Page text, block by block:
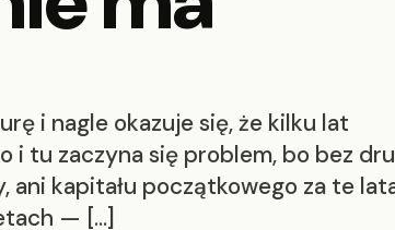
i nagle okazuje się, że kilku lat
i tu zaczyna się problem, bo bez
ani kapitału początkowego za te
— […]